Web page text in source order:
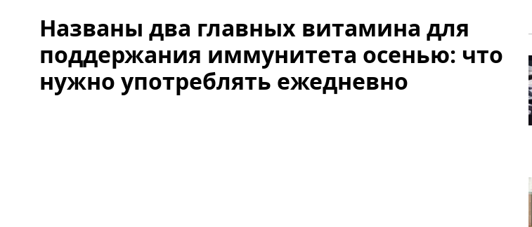
Названы два главных витамина для
поддержания иммунитета осенью: что
нужно употреблять ежедневно